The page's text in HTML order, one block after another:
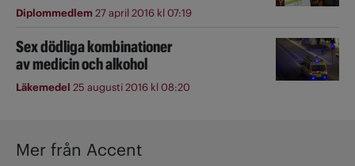
Diplommedlem27 april 2016 kl 07:19
Sex dödliga kombinationer
av medicin och alkohol
Läkemedel 25 augusti 2016 kl 08:20
Mer från Accent